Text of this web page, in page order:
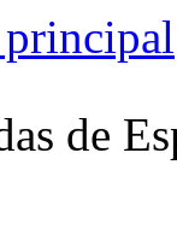
principal
de